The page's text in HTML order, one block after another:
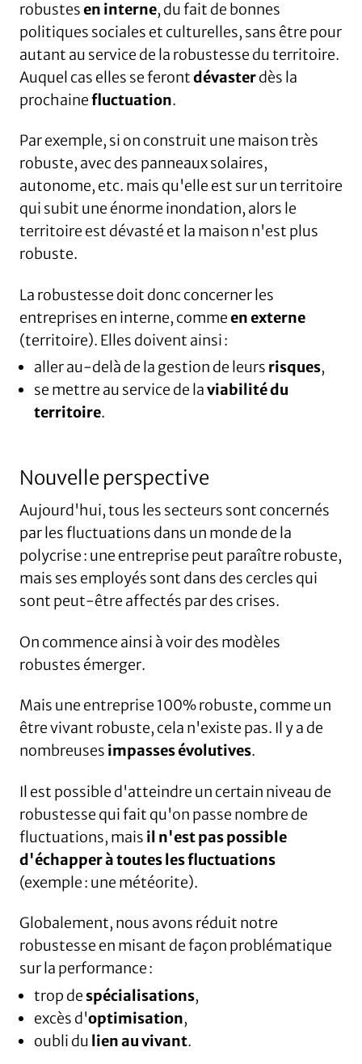
robustesen interne, du fait de bonnes
politiques sociales et culturelles, sans être pour
autant au service de la robustesse du territoire.
Auquel cas elles se ferontdévasterdès la
prochainefluctuation.
Par exemple, si on construit une maison très
robuste, avec des panneaux solaires,
autonome, etc. mais qu'elle est sur un territoire
qui subit une énorme inondation, alors le
territoire est dévasté et la maison n'est plus
robuste.
La robustesse doit donc concerner les
entreprises en interne, commeen externe
(territoire). Elles doivent ainsi :
aller au-delà de la gestion de leurs risques,
se mettre au service de laviabilité du
territoire.
Nouvelle perspective
Aujourd'hui, tous les secteurs sont concernés
par les fluctuations dans un monde de la
polycrise : une entreprise peut paraître robuste,
mais ses employés sont dans des cercles qui
sont peut-être affectés par des crises.
On commence ainsi à voir des modèles
robustes émerger.
Mais une entreprise 100% robuste, comme un
être vivant robuste, cela n'existe pas. Il y a de
nombreuses impasses évolutives.
Il est possible d'atteindre un certain niveau de
robustesse qui fait qu'on passe nombre de
fluctuations, mais il n'estpas possible
d'échapper à toutes les fluctuations
(exemple : une météorite).
Globalement, nous avons réduit notre
robustesse en misant de façon problématique
sur la performance :
trop despécialisations,
excès d'optimisation,
oubli du lien au vivant.